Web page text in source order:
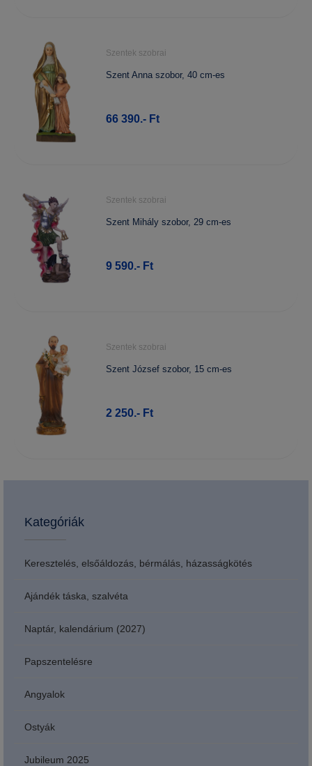
Szentek szobrai
Szent Anna szobor, 40 cm-es
66 390.- Ft
Szentek szobrai
Szent Mihály szobor, 29 cm-es
9 590.- Ft
Szentek szobrai
Szent József szobor, 15 cm-es
2 250.- Ft
Kategóriák
Keresztelés, elsőáldozás, bérmálás, házasságkötés
Ajándék táska, szalvéta
Naptár, kalendárium (2027)
Papszentelésre
Angyalok
Ostyák
Jubileum 2025